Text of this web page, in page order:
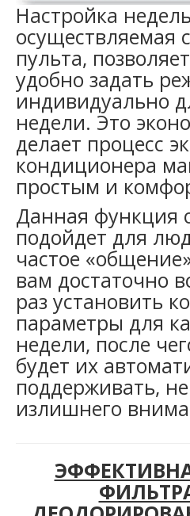
Настройка
осуществляемая
пульта,
удобно задать
индивидуально
недели. Это
делает процесс
кондиционера
простым и
Данная функция
подойдет для
частое
вам достаточно
раз установить
параметры для
недели, после
будет их
поддерживать,
излишнего